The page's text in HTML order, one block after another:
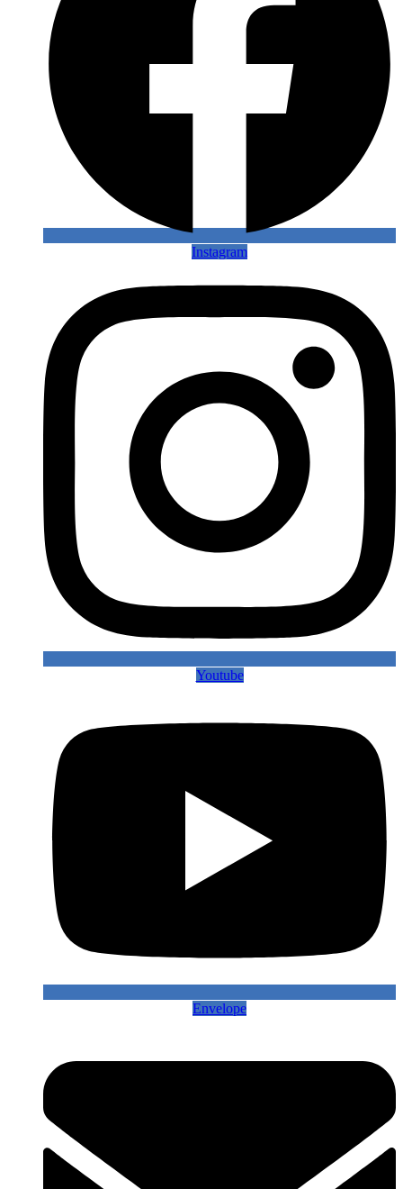
Instagram
Youtube
Envelope